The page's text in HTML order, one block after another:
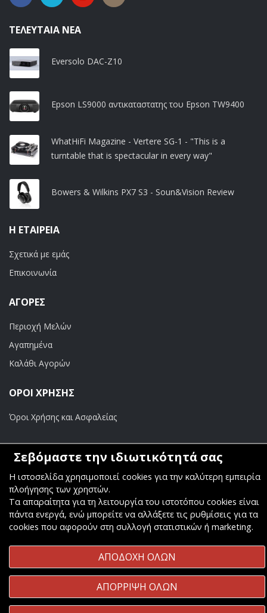
ΤΕΛΕΥΤΑΊΑ ΝΈΑ
Eversolo DAC-Z10
Epson LS9000 αντικαταστατης του Epson TW9400
WhatHiFi Magazine - Vertere SG-1 - "This is a
turntable that is spectacular in every way"
Bowers & Wilkins PX7 S3 - Soun&Vision Review
Η ΕΤΑΙΡΕΊΑ
Σχετικά με εμάς
Επικοινωνία
ΑΓΟΡΈΣ
Περιοχή Μελών
Αγαπημένα
Καλάθι Αγορών
ΟΡΟΙ ΧΡΗΣΗΣ
Όροι Χρήσης και Ασφαλείας
ΠΛΗΡΩΜΕΣ
Τραπεζικοί Λογαριασμοί
Κατασκευή & Φιλοξενία
Σεβόμαστε την ιδιωτικότητά σας
Η ιστοσελίδα χρησιμοποιεί cookies για την καλύτερη εμπειρία
πλοήγησης των χρηστών.
Τα απαραίτητα για τη λειτουργία του ιστοτόπου cookies είναι
πάντα ενεργά, ενώ μπορείτε να αλλάξετε τις ρυθμίσεις για τα
cookies που αφορούν στη συλλογή στατιστικών ή marketing.
ΑΠΟΔΟΧΗ ΟΛΩΝ
ΑΠΟΡΡΙΨΗ ΟΛΩΝ